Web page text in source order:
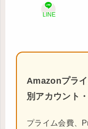
LINE
Amazonプラ
別アカウント
プライム会費、